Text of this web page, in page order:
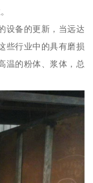
设备的更新，当远达
些行业中的具有磨损
温的粉体、浆体，总